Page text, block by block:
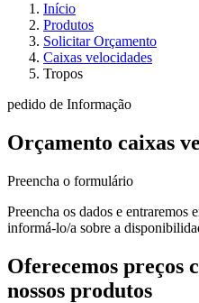
Início
Produtos
Solicitar Orçamento
Caixas velocidades
Tropos
pedido de Informação
Orçamento caixas
Preencha o formulário
Preencha os dados e entraremos
informá-lo/a sobre a
Oferecemos preços
nossos produtos